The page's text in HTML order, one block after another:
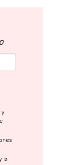
y
la